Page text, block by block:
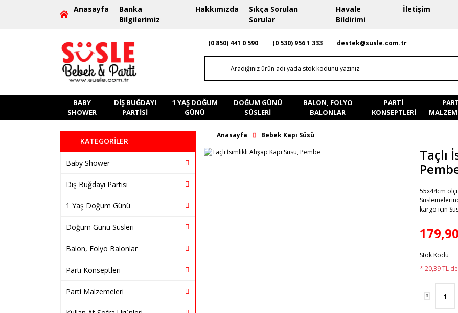
Anasayfa
Banka
Bilgilerimiz
Hakkımızda
Sıkça Sorulan
Sorular
Havale
Bildirimi
İletişim
(0 850) 441 0 590 (0 530) 956 1 333 destek@susle.com.tr
BABY
SHOWER
DIŞ BUĞDAYI
PARTISI
1 YAŞ DOĞUM
GÜNÜ
DOĞUM GÜNÜ
SÜSLERI
BALON, FOLYO
BALONLAR
PARTI
KONSEPTLERI
KATEGORİLER
Baby Shower
Diş Buğdayı Partisi
1 Yaş Doğum Günü
Doğum Günü Süsleri
Balon, Folyo Balonlar
Parti Konseptleri
Parti Malzemeleri
Anasayfa Bebek Kapı Süsü
Taçlı
55x44cm
kargo için
Stok Kodu
* 20,39 TL